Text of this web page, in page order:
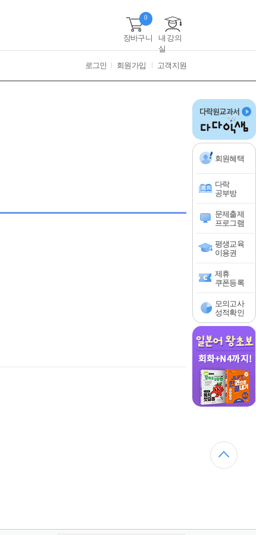
장바구니
0
내 강의
실
로그인 회원가입 고객지원
회원혜택
다락
공부방
문제출제
프로그램
평생교육
이용권
제휴
쿠폰등록
모의고사
성적확인